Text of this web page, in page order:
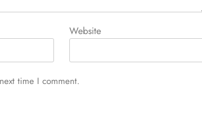
Website
time I comment.